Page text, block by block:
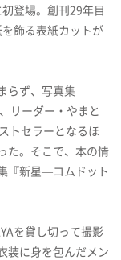
登場。創刊29年目
飾る表紙カットが
らず、写真集
リーダー・やまと
トセラーとなるほ
た。そこで、本の情
『新星―コムドット
を貸し切って撮影
装に身を包んだメン